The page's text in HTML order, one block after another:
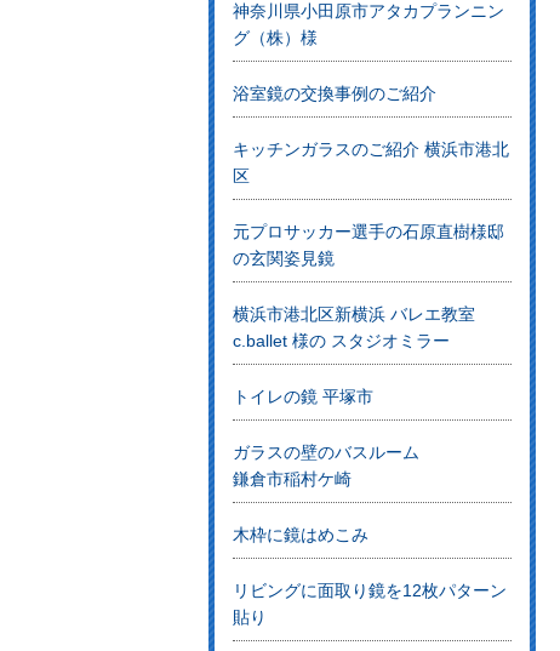
神奈川県小田原市アタカプランニン
グ（株）様
浴室鏡の交換事例のご紹介
キッチンガラスのご紹介 横浜市港北
区
元プロサッカー選手の石原直樹様邸
の玄関姿見鏡
横浜市港北区新横浜 バレエ教室
c.ballet 様の スタジオミラー
トイレの鏡 平塚市
ガラスの壁のバスルーム
鎌倉市稲村ケ崎
木枠に鏡はめこみ
リビングに面取り鏡を12枚パターン
貼り